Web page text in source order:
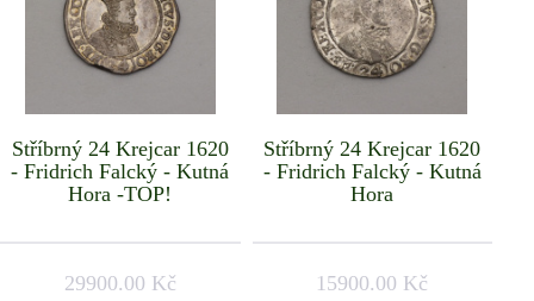
Stříbrný 24 Krejcar 1620
- Fridrich Falcký - Kutná
Hora -TOP!
29900.00 Kč
Stříbrný 24 Krejcar 1620
- Fridrich Falcký - Kutná
Hora
15900.00 Kč